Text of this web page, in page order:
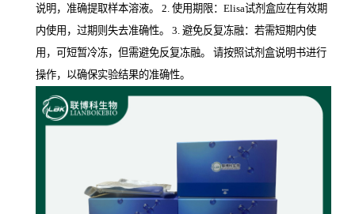
说明，准确提取样本溶液。 2. 使用期限：Elisa试剂盒应在有效期
内使用，过期则失去准确性。 3. 避免反复冻融：若需短期内使
用，可短暂冷冻，但需避免反复冻融。 请按照试剂盒说明书进行
操作，以确保实验结果的准确性。